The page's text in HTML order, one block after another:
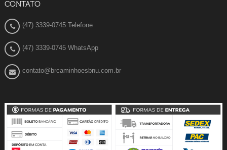
CONTATO
(47) 3339-0745 Telefone
(47) 3339-0745 WhatsApp
contato@brcaminhoesbnu.com.br